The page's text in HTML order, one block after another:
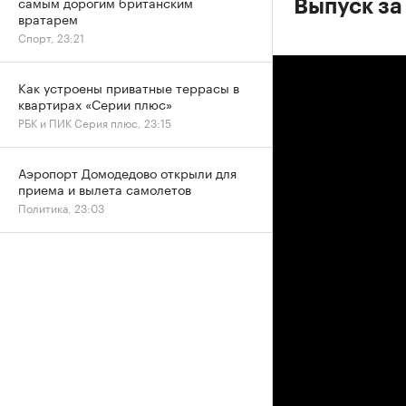
Выпуск
вратарем
Спорт, 23:21
Как устроены приватные террасы в
квартирах «Серии плюс»
РБК и ПИК Серия плюс, 23:15
Аэропорт Домодедово открыли для
приема и вылета самолетов
Политика, 23:03